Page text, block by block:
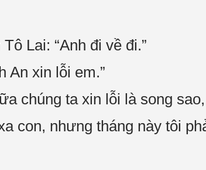
Lai: “Anh đi về đi.”
An xin lỗi em.”
chúng ta xin lỗi là song
con, nhưng tháng này tôi